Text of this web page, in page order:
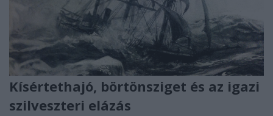
Kísértethajó, börtönsziget és az igazi
szilveszteri elázás